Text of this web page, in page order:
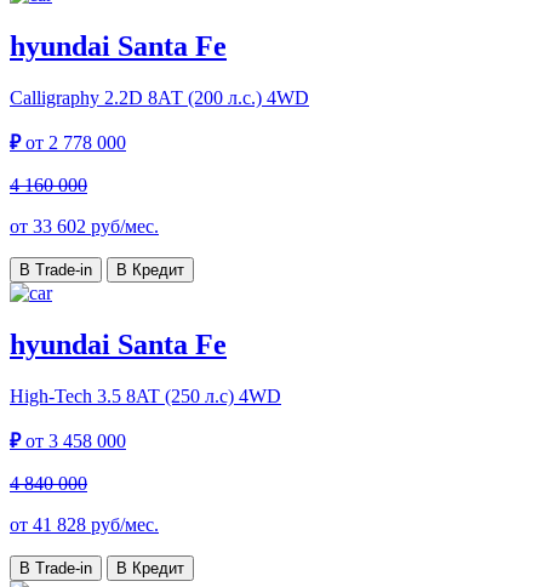
hyundai Santa Fe
Calligraphy 2.2D 8АТ (200 л.с.) 4WD
₽от 2 778 000
4 160 000
от 33 602 руб/мес.
В Trade-in В Кредит
hyundai Santa Fe
High-Tech 3.5 8AT (250 л.с) 4WD
₽от 3 458 000
4 840 000
от 41 828 руб/мес.
В Trade-in В Кредит